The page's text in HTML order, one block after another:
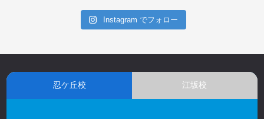
Instagram でフォロー
忍ケ丘校 江坂校